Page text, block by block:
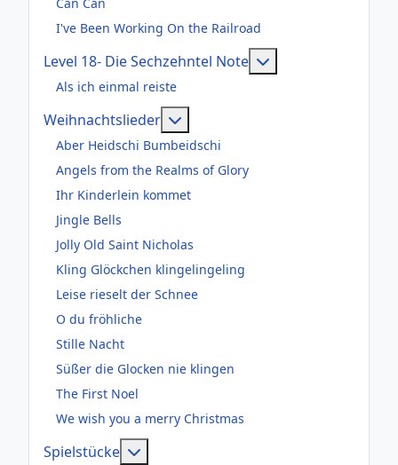
I've Been Working On the Railroad
Level 18- Die Sechzehntel Note
Als ich einmal reiste
Weihnachtslieder
Aber Heidschi Bumbeidschi
Angels from the Realms of Glory
Ihr Kinderlein kommet
Jingle Bells
Jolly Old Saint Nicholas
Kling Glöckchen klingelingeling
Leise rieselt der Schnee
O du fröhliche
Stille Nacht
Süßer die Glocken nie klingen
The First Noel
We wish you a merry Christmas
Spielstücke